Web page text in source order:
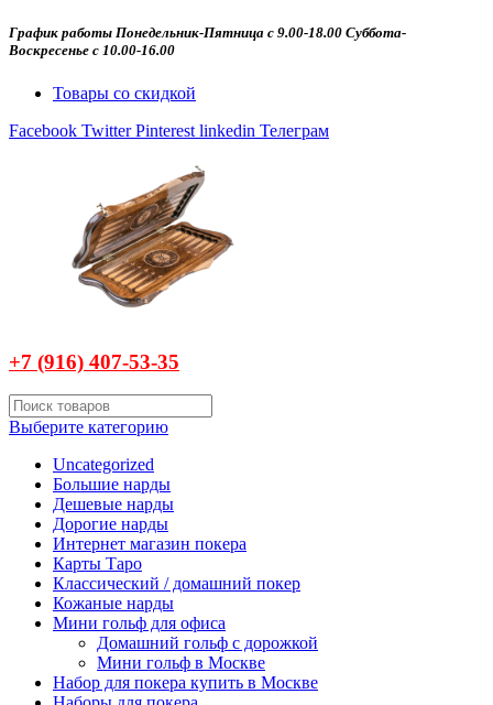
График работы Понедельник-Пятница с 9.00-18.00 Суббота-
Воскресенье с 10.00-16.00
Товары со скидкой
Facebook Twitter Pinterest linkedin Телеграм
+7 (916) 407-53-35
Выберите категорию
Uncategorized
Большие нарды
Дешевые нарды
Дорогие нарды
Интернет магазин покера
Карты Таро
Классический / домашний покер
Кожаные нарды
Мини гольф для офиса
Домашний гольф с дорожкой
Мини гольф в Москве
Набор для покера купить в Москве